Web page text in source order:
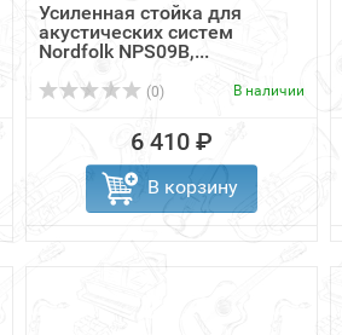
Усиленная стойка для
акустических систем
Nordfolk NPS09B,...
(0) В наличии
6 410 ₽
В корзину